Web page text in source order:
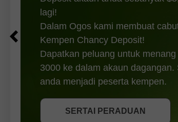
SERTAI PERADUAN
lagi!
Dalam Ogos kami membuat
Kempen Chancy Deposit!
Dapatkan peluang untuk
3000 ke dalam akaun
anda menjadi peserta kempen.
SERTAI PERADUAN
SERTAI PERADUAN
DAPATKAN BONUS